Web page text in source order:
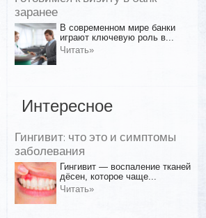
заранее
В современном мире банки
играют ключевую роль в...
Читать»
Интересное
Гингивит: что это и симптомы
заболевания
Гингивит — воспаление тканей
дёсен, которое чаще...
Читать»